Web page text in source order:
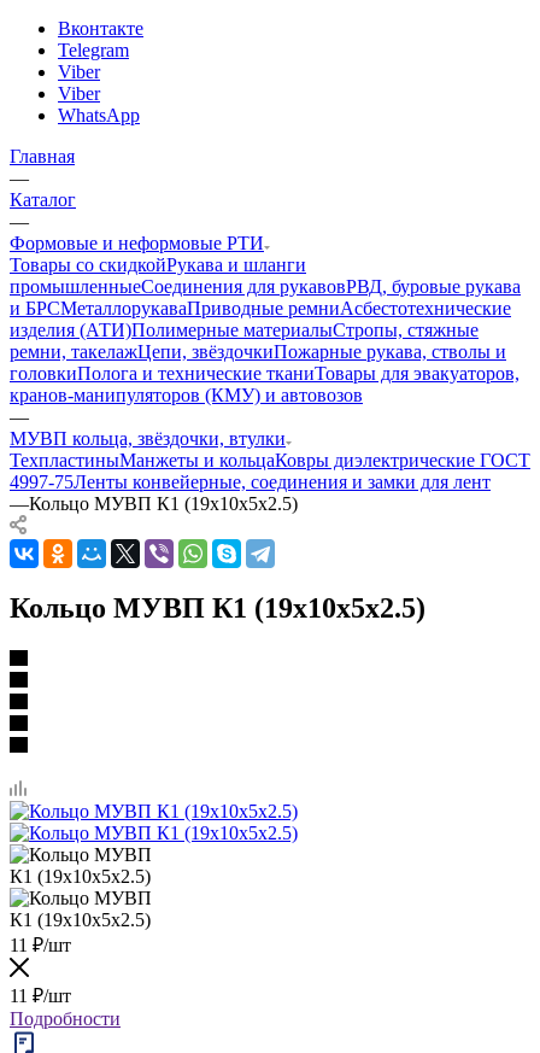
Вконтакте
Telegram
Viber
Viber
WhatsApp
Главная
—
Каталог
—
Формовые и неформовые РТИ
Товары со скидкойРукава и шланги
промышленныеСоединения для рукавовРВД, буровые рукава
и БРСМеталлорукаваПриводные ремниАсбестотехнические
изделия (АТИ)Полимерные материалыСтропы, стяжные
ремни, такелажЦепи, звёздочкиПожарные рукава, стволы и
головкиПолога и технические тканиТовары для эвакуаторов,
кранов-манипуляторов (КМУ) и автовозов
—
МУВП кольца, звёздочки, втулки
ТехпластиныМанжеты и кольцаКовры диэлектрические ГОСТ
4997-75Ленты конвейерные, соединения и замки для лент
—Кольцо МУВП К1 (19х10х5х2.5)
Кольцо МУВП К1 (19х10х5х2.5)
11 ₽/шт
11 ₽/шт
Подробности